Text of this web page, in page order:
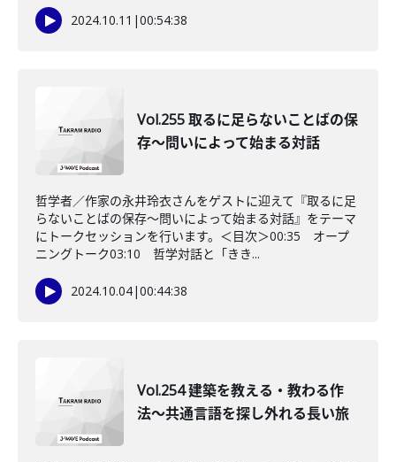
2024.10.11 |00:54:38
Vol.255 取るに足らないことばの保
存～問いによって始まる対話
哲学者／作家の永井玲衣さんをゲストに迎えて『取るに足
らないことばの保存～問いによって始まる対話』をテーマ
にトークセッションを行います。＜目次＞00:35 オープ
ニングトーク03:10 哲学対話と「きき...
2024.10.04|00:44:38
Vol.254 建築を教える・教わる作
法〜共通言語を探し外れる長い旅